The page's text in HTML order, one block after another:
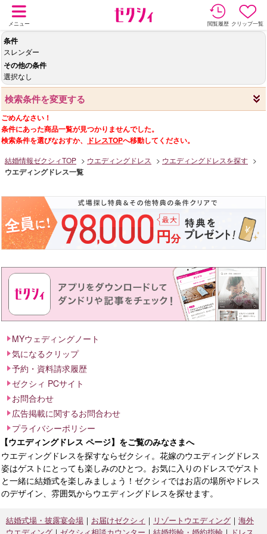
メニュー 閲覧履歴 クリップ一覧
条件
スレンダー
その他の条件
選択なし
検索条件を変更する
ごめんなさい！
条件にあった商品一覧が見つかりませんでした。
検索条件を選びなおすか、
ドレスTOPへ移動してください。
結婚情報ゼクシィTOP ウエディングドレス ウエディングドレスを探す
ウエディングドレス一覧
MYウェディングノート
気になるクリップ
予約・資料請求履歴
ゼクシィ PCサイト
お問合わせ
広告掲載に関するお問合わせ
プライバシーポリシー
【ウエディングドレス ページ】をご覧のみなさまへ
ウエディングドレスを探すならゼクシィ。花嫁のウエディングドレス
姿はゲストにとっても楽しみのひとつ。お気に入りのドレスでゲスト
と一緒に結婚式を楽しみましょう！ゼクシィではお店の場所やドレス
のデザイン、雰囲気からウエディングドレスを探せます。
結婚式場・披露宴会場 お届けゼクシィ リゾートウエディング
海外